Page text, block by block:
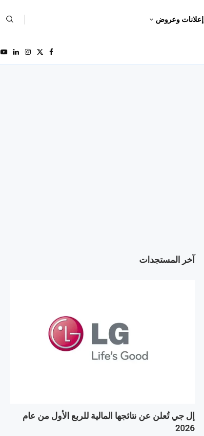
إعلانات وعروض
آخر المستجدات
إل جي تُعلن عن نتائجها المالية للربع الأول من عام
2026